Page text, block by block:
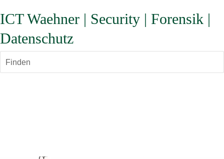
ICT Waehner | Security | Forensik |
Datenschutz
Finden